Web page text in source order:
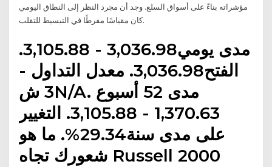
مؤشراته بناءً على أسواق السلع. وجد أن مجرد النظر إلى النطاق اليومي
كان مقياسًا مفرطًا في التبسيط للتقلب.
مدى يومي3,036.98 - 3,105.88.
الفتح3,036.98. معدل التداول -
3 شN/A. مدى 52 أسبوع
1,370.63 - 3,105.88. التغيير
على مدى سنة29.34%. ما هو
شعورك تجاه Russell 2000